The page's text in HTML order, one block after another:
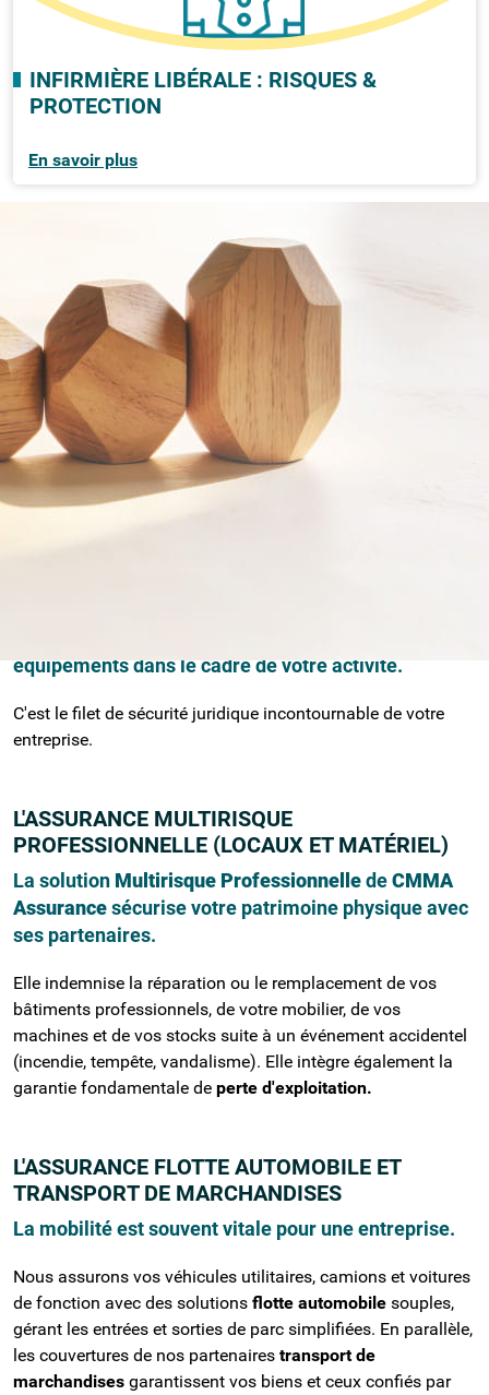
INFIRMIÈRE LIBÉRALE : RISQUES &
PROTECTION
En savoir plus
LES GARANTIES INDISPENSABLES POUR
LA PÉRENNITÉ DE VOTRE ENTREPRISE
Pour constituer une protection robuste,
Assurances'appuie sur quatre piliers
fondamentaux. Ils constituent le socle de toute
stratégie de gestion des risques d'entreprise
performante.
LA RESPONSABILITÉ CIVILE
équipements dans le cadre de votre activité.
C'est le filet de sécurité juridique incontournable de votre
entreprise.
L'ASSURANCE MULTIRISQUE
PROFESSIONNELLE (LOCAUX ET MATÉRIEL)
La solution Multirisque ProfessionnelledeCMMA
Assurancesécurise votre patrimoine physique avec
ses partenaires.
Elle indemnise la réparation ou le remplacement de vos
bâtiments professionnels, de votre mobilier, de vos
machines et de vos stocks suite à un événement accidentel
(incendie, tempête, vandalisme). Elle intègre également la
garantie fondamentale de perte d'exploitation.
L'ASSURANCE FLOTTE AUTOMOBILE ET
TRANSPORT DE MARCHANDISES
La mobilité est souvent vitale pour une entreprise.
Nous assurons vos véhicules utilitaires, camions et voitures
de fonction avec des solutions flotte automobile souples,
gérant les entrées et sorties de parc simplifiées. En parallèle,
les couvertures de nos partenaires transport de
marchandises garantissent vos biens et ceux confiés par